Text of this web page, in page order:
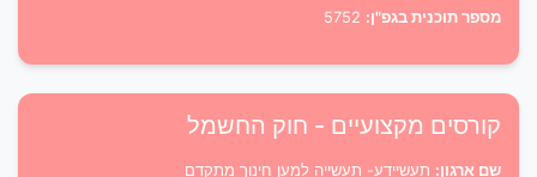
מספר תוכנית בגפ"ן:
קורסים מקצועיים - חוק החשמל
שם ארגון: תעשיידע- תעשייה למען חינוך מתקדם